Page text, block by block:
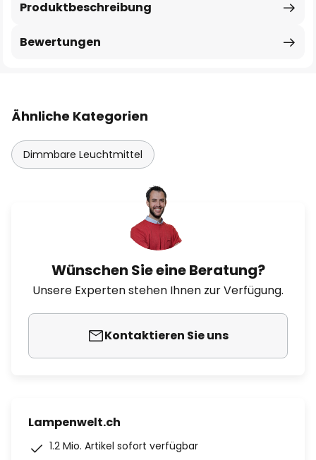
Produktbeschreibung
Bewertungen
Ähnliche Kategorien
Dimmbare Leuchtmittel
Wünschen Sie eine Beratung?
Unsere Experten stehen Ihnen zur Verfügung.
Kontaktieren Sie uns
Lampenwelt.ch
1.2 Mio. Artikel sofort verfügbar